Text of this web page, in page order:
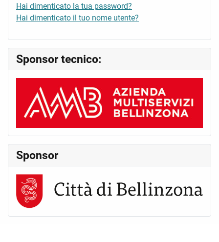
Hai dimenticato la tua password?
Hai dimenticato il tuo nome utente?
Sponsor tecnico:
Sponsor